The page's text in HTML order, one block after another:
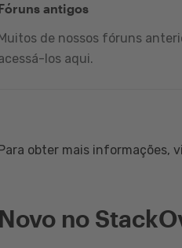
antigos
de nossos fóruns
los aqui.
Para obter mais informações,
Novo no